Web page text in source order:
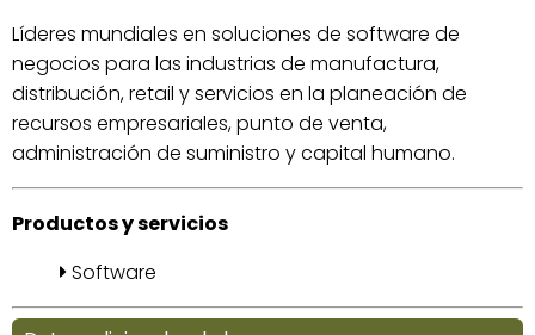
Líderes mundiales en soluciones de software de
negocios para las industrias de manufactura,
distribución, retail y servicios en la planeación de
recursos empresariales, punto de venta,
administración de suministro y capital humano.
Productos y servicios
Software